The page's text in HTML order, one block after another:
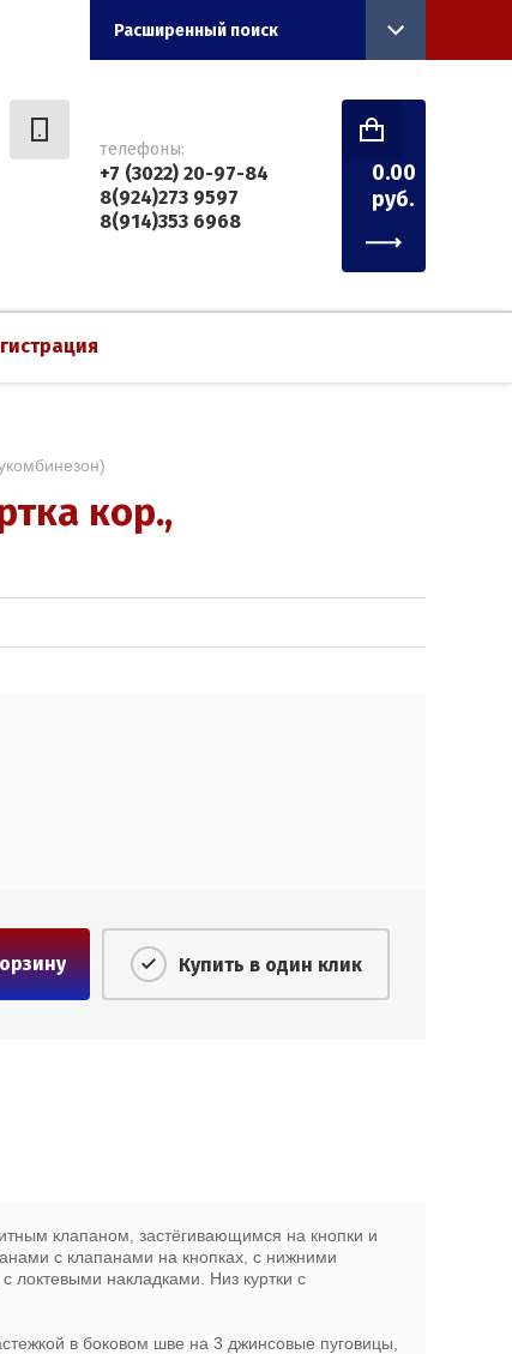
Расширенный поиск
телефоны:
+7 (3022) 20-97-84
8(924)273 9597
8(914)353 6968
0.00
руб.
кор.,
Купить в один клик
клапаном, застёгивающимся на кнопки и
с клапанами на кнопках, с нижними
накладками. Низ куртки с
в боковом шве на 3 джинсовые пуговицы,